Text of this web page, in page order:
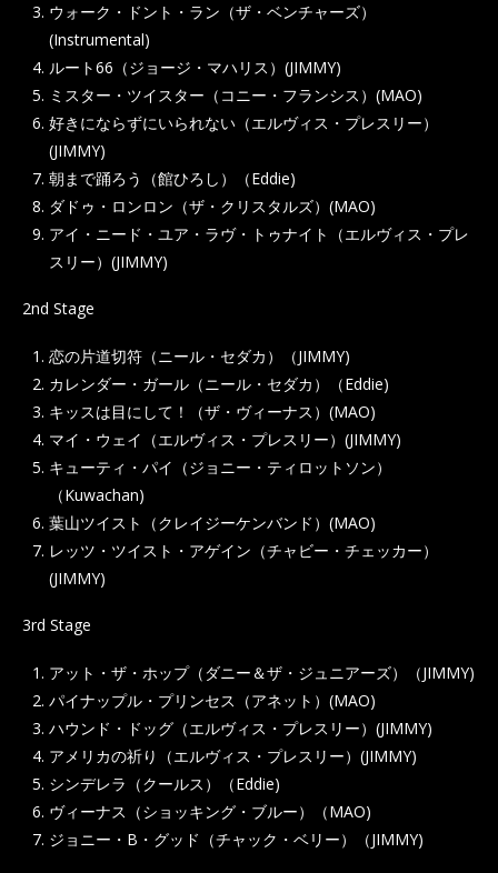
ウォーク・ドント・ラン（ザ・ベンチャーズ）
(Instrumental)
ルート66（ジョージ・マハリス）(JIMMY)
ミスター・ツイスター（コニー・フランシス）(MAO)
好きにならずにいられない（エルヴィス・プレスリー）
(JIMMY)
朝まで踊ろう（館ひろし）（Eddie)
ダドゥ・ロンロン（ザ・クリスタルズ）(MAO)
アイ・ニード・ユア・ラヴ・トゥナイト（エルヴィス・プレ
スリー）(JIMMY)
2nd Stage
恋の片道切符（ニール・セダカ）（JIMMY)
カレンダー・ガール（ニール・セダカ）（Eddie)
キッスは目にして！（ザ・ヴィーナス）(MAO)
マイ・ウェイ（エルヴィス・プレスリー）(JIMMY)
キューティ・パイ（ジョニー・ティロットソン）
（Kuwachan)
葉山ツイスト（クレイジーケンバンド）(MAO)
レッツ・ツイスト・アゲイン（チャビー・チェッカー）
(JIMMY)
3rd Stage
アット・ザ・ホップ（ダニー＆ザ・ジュニアーズ）（JIMMY)
パイナップル・プリンセス（アネット）(MAO)
ハウンド・ドッグ（エルヴィス・プレスリー）(JIMMY)
アメリカの祈り（エルヴィス・プレスリー）(JIMMY)
シンデレラ（クールス）（Eddie)
ヴィーナス（ショッキング・ブルー）（MAO)
ジョニー・B・グッド（チャック・ベリー）（JIMMY)